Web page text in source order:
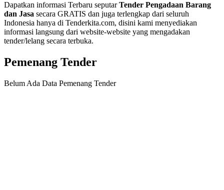
Dapatkan informasi Terbaru seputarTender Pengadaan Barang
dan Jasa secara GRATIS dan juga terlengkap dari seluruh
Indonesia hanya di Tenderkita.com, disini kami menyediakan
informasi langsung dari website-website yang mengadakan
tender/lelang secara terbuka.
Pemenang Tender
Belum Ada Data Pemenang Tender